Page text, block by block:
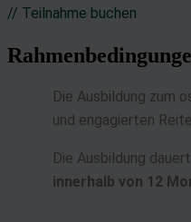
// Teilnahme buchen
Die Ausbildung zum
und engagierten
Die Ausbildung dauert
innerhalb von 12